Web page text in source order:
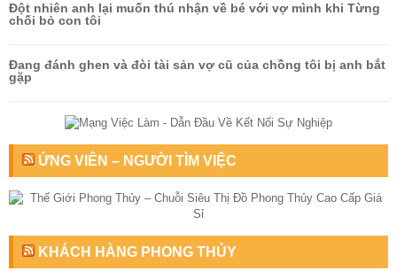
Đột nhiên anh lại muốn thú nhận về bé với vợ mình khi Từng
chối bỏ con tôi
Đang đánh ghen và đòi tài sản vợ cũ của chồng tôi bị anh bắt
gặp
ỨNG VIÊN – NGƯỜI TÌM VIỆC
KHÁCH HÀNG PHONG THỦY